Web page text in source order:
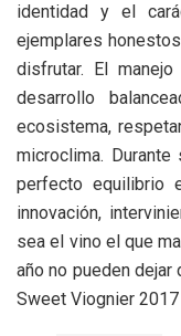
identidad y el
ejemplares
disfrutar. El
desarrollo
ecosistema,
microclima.
perfecto equilibrio
innovación,
sea el vino el que
año no pueden
Sweet Viognier